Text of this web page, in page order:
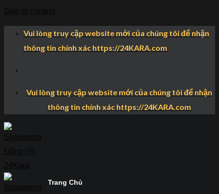
Vui lòng truy cập website mới của chúng tôi để nhận
thông tin chính xác https://24KARA.com
Vui lòng truy cập website mới của chúng tôi để nhận
thông tin chính xác https://24KARA.com
Trang Chủ